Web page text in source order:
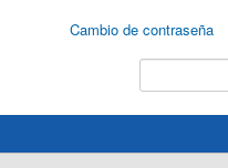
Cambio de contraseña